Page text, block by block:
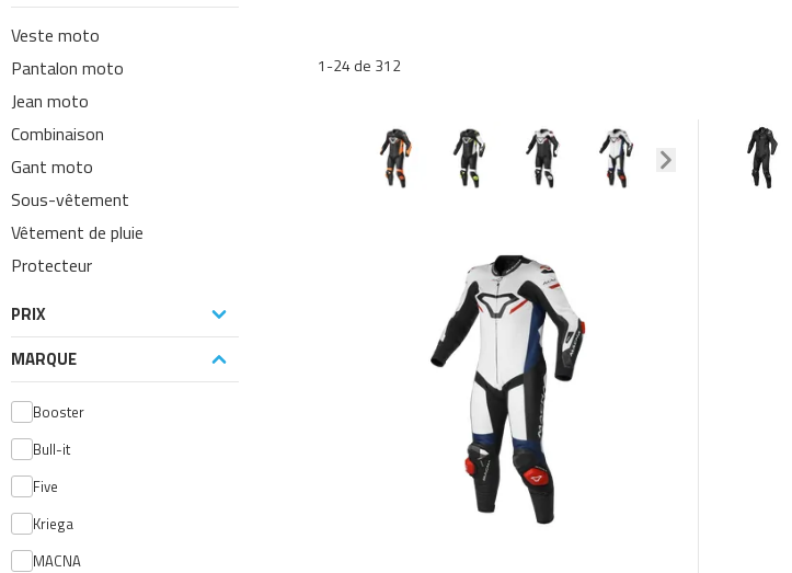
Veste moto
Pantalon moto
Jean moto
Combinaison
Gant moto
Sous-vêtement
Vêtement de pluie
Protecteur
PRIX
MARQUE
Booster
Bull-it
Five
Kriega
MACNA
1-24 de 312